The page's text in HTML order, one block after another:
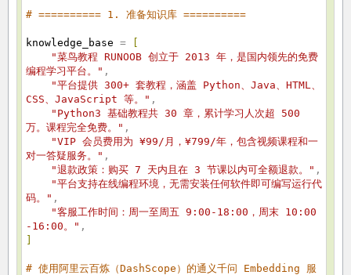
# ========== 1. 准备知识库 ==========
knowledge_base =
"菜鸟教程 RUNOOB 创立于 2013 年，是国内领先的免费
编程学习平台。" ,
"平台提供 300+ 套教程，涵盖 Python、Java、HTML、
CSS、JavaScript 等。" ,
"Python3 基础教程共 30 章，累计学习人次超 500
万。课程完全免费。" ,
"VIP 会员费用为 ¥99/月，¥799/年，包含视频课程和一
对一答疑服务。" ,
"退款政策：购买 7 天内且在 3 节课以内可全额退款。" ,
"平台支持在线编程环境，无需安装任何软件即可编写运行代
码。" ,
"客服工作时间：周一至周五 9:00-18:00，周末 10:00
-16:00。" ,
# 使用阿里云百炼（DashScope）的通义千问 Embedding 服